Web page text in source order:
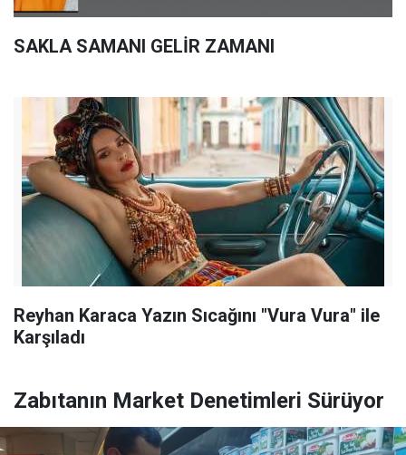
SAKLA SAMANI GELİR ZAMANI
Reyhan Karaca Yazın Sıcağını "Vura Vura" ile
Karşıladı
Zabıtanın Market Denetimleri Sürüyor